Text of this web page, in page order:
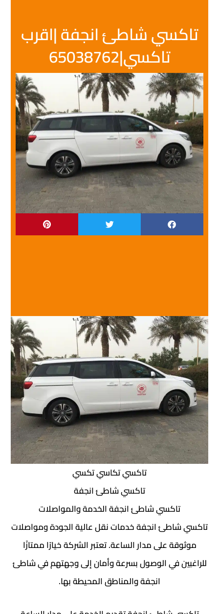
تاكسي شاطئ انجفة |اقرب
تاكسي|65038762
تاكسي تكاسي تكسي
تاكسي شاطئ انجفة
تاكسي شاطئ انجفة الخدمة والمواصلات
تاكسي شاطئ انجفة خدمات نقل عالية الجودة ومواصلات
موثوقة على مدار الساعة. تعتبر الشركة خيارًا ممتازًا
للراغبين في الوصول بسرعة وأمان إلى وجهتهم في شاطئ
انجفة والمناطق المحيطة بها.